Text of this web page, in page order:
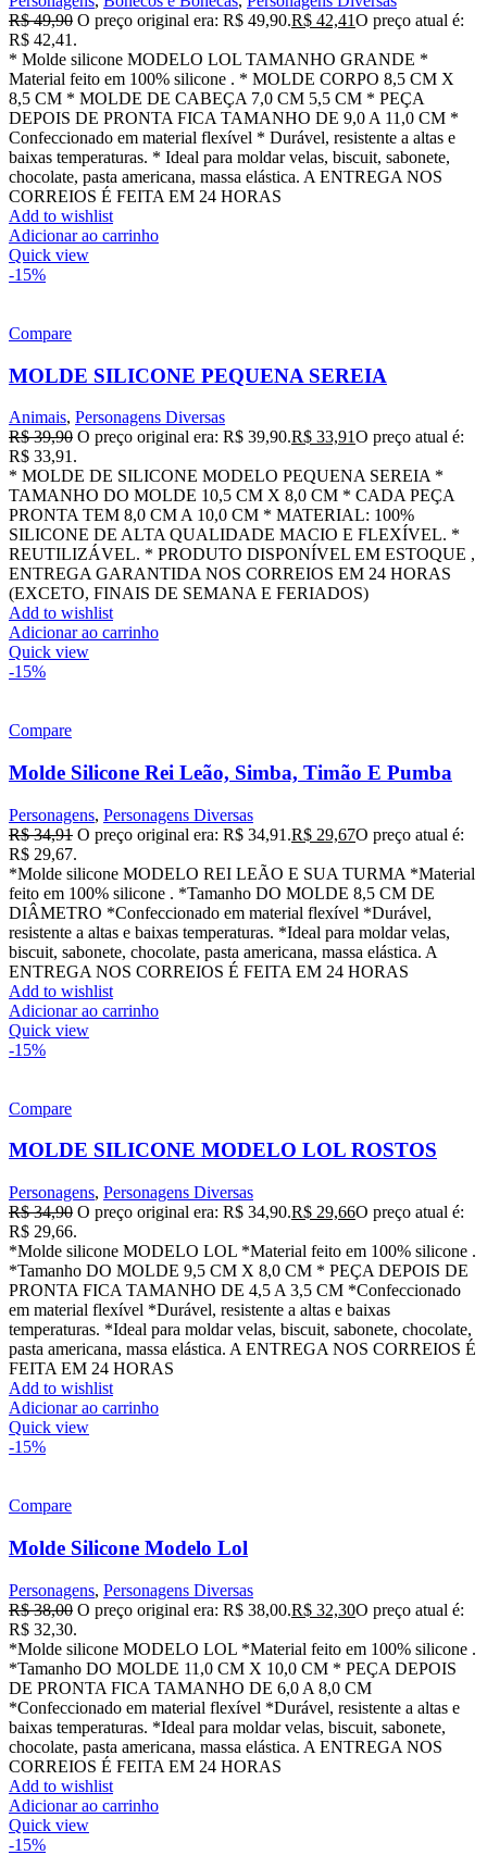
R$49,90 O preço original era: R$ 49,90.R$ 42,41O preço atual é:
R$ 42,41.
* Molde silicone MODELO LOL TAMANHO GRANDE *
Material feito em 100% silicone . * MOLDE CORPO 8,5 CM X
8,5 CM * MOLDE DE CABEÇA 7,0 CM 5,5 CM * PEÇA
DEPOIS DE PRONTA FICA TAMANHO DE 9,0 A 11,0 CM *
Confeccionado em material flexível * Durável, resistente a altas e
baixas temperaturas. * Ideal para moldar velas, biscuit, sabonete,
chocolate, pasta americana, massa elástica. A ENTREGA NOS
CORREIOS É FEITA EM 24 HORAS
Add to wishlist
Adicionar ao carrinho
Quick view
-15%
Compare
MOLDE SILICONE PEQUENA SEREIA
Animais, Personagens Diversas
R$39,90 O preço original era: R$ 39,90.R$ 33,91O preço atual é:
R$ 33,91.
* MOLDE DE SILICONE MODELO PEQUENA SEREIA *
TAMANHO DO MOLDE 10,5 CM X 8,0 CM * CADA PEÇA
PRONTA TEM 8,0 CM A 10,0 CM * MATERIAL: 100%
SILICONE DE ALTA QUALIDADE MACIO E FLEXÍVEL. *
REUTILIZÁVEL. * PRODUTO DISPONÍVEL EM ESTOQUE ,
ENTREGA GARANTIDA NOS CORREIOS EM 24 HORAS
(EXCETO, FINAIS DE SEMANA E FERIADOS)
Add to wishlist
Adicionar ao carrinho
Quick view
-15%
Compare
Molde Silicone Rei Leão, Simba, Timão E Pumba
Personagens, Personagens Diversas
R$34,91 O preço original era: R$ 34,91.R$ 29,67O preço atual é:
R$ 29,67.
*Molde silicone MODELO REI LEÃO E SUA TURMA *Material
feito em 100% silicone . *Tamanho DO MOLDE 8,5 CM DE
DIÂMETRO *Confeccionado em material flexível *Durável,
resistente a altas e baixas temperaturas. *Ideal para moldar velas,
biscuit, sabonete, chocolate, pasta americana, massa elástica. A
ENTREGA NOS CORREIOS É FEITA EM 24 HORAS
Add to wishlist
Adicionar ao carrinho
Quick view
-15%
Compare
MOLDE SILICONE MODELO LOL ROSTOS
Personagens, Personagens Diversas
R$34,90 O preço original era: R$ 34,90.R$ 29,66O preço atual é:
R$ 29,66.
*Molde silicone MODELO LOL *Material feito em 100% silicone .
*Tamanho DO MOLDE 9,5 CM X 8,0 CM * PEÇA DEPOIS DE
PRONTA FICA TAMANHO DE 4,5 A 3,5 CM *Confeccionado
em material flexível *Durável, resistente a altas e baixas
temperaturas. *Ideal para moldar velas, biscuit, sabonete, chocolate,
pasta americana, massa elástica. A ENTREGA NOS CORREIOS É
FEITA EM 24 HORAS
Add to wishlist
Adicionar ao carrinho
Quick view
-15%
Compare
Molde Silicone Modelo Lol
Personagens, Personagens Diversas
R$38,00 O preço original era: R$ 38,00.R$ 32,30O preço atual é:
R$ 32,30.
*Molde silicone MODELO LOL *Material feito em 100% silicone .
*Tamanho DO MOLDE 11,0 CM X 10,0 CM * PEÇA DEPOIS
DE PRONTA FICA TAMANHO DE 6,0 A 8,0 CM
*Confeccionado em material flexível *Durável, resistente a altas e
baixas temperaturas. *Ideal para moldar velas, biscuit, sabonete,
chocolate, pasta americana, massa elástica. A ENTREGA NOS
CORREIOS É FEITA EM 24 HORAS
Add to wishlist
Adicionar ao carrinho
Quick view
-15%